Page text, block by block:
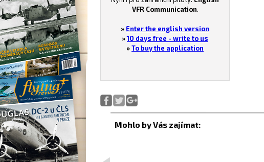
VFR Communication.
» Enter the english version
»10 days free - write to us
»To buy the application